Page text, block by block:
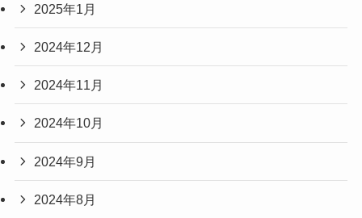
2025年1月
2024年12月
2024年11月
2024年10月
2024年9月
2024年8月